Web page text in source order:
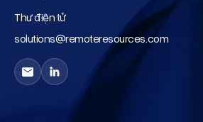
Thư điện tử
solutions@remoteresources.com